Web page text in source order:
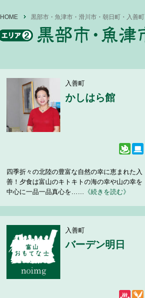
HOME 黒部市・魚津市・滑川市・朝日町・入善町
入善町
かしはら館
四季折々の北陸の豊富な自然の幸に恵まれた入
善！夕食は富山のキトキトの海の幸や山の幸を
中心に一品一品真心を……
《続きを読む》
入善町
バーデン明日